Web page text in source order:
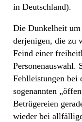
in Deutschland).
Die Dunkelheit um
derjenigen, die zu
Feind einer
Personenauswahl.
Fehlleistungen
sogenannten
Betrügereien
wieder bei